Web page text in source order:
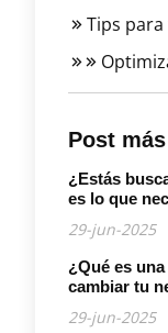
Tips
Post
¿Estás
es lo que
29-jun-2025
¿Qué es
cambiar tu
29-jun-2025